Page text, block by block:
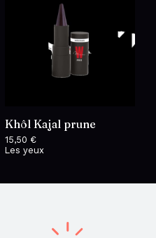
Khôl Kajal prune
15,50 €
Les yeux